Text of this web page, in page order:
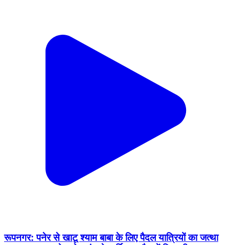
रूपनगर: पनेर से खाटू श्याम बाबा के लिए पैदल यात्रियों का जत्था